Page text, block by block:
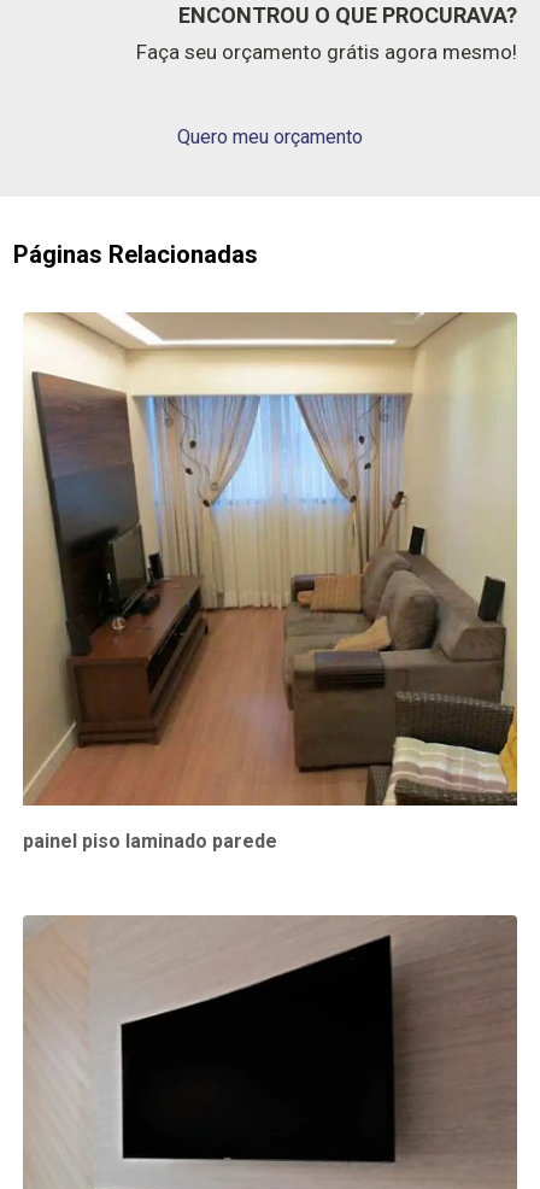
ENCONTROU O QUE PROCURAVA?
Faça seu orçamento grátis agora mesmo!
Quero meu orçamento
Páginas Relacionadas
painel piso laminado parede